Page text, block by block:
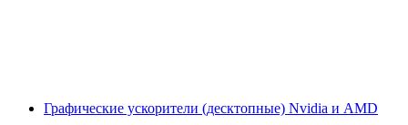
Графические ускорители (десктопные) Nvidia и AMD